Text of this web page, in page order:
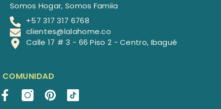
Somos Hogar, Somos Famiia
+57 317 317 6768
clientes@lalahome.co
Calle 17 # 3 - 66 Piso 2 - Centro, Ibagué
COMUNIDAD